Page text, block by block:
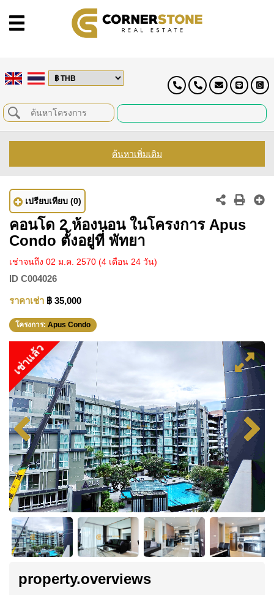
ค้นหาเพิ่มเติม
เปรียบเทียบ (0)
คอนโด 2 ห้องนอน ในโครงการ Apus
Condo ตั้งอยู่ที่ พัทยา
เช่าจนถึง 02 ม.ค. 2570 (4 เดือน 24 วัน)
ID C004026
ราคาเช่า ฿ 35,000
โครงการ: Apus Condo
เช่าแล้ว
property.overviews